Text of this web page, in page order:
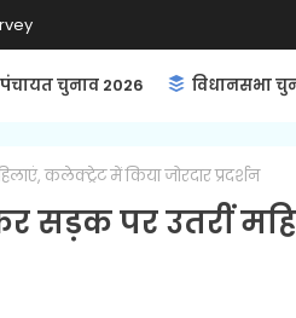
पंचायत चुनाव 2026 विधानसभा
कलेक्ट्रेट में किया जोरदार प्रदर्शन
सड़क पर उतरीं